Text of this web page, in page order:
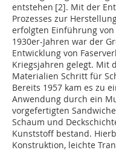
entstehen [2]. Mit der
Prozesses zur
erfolgten Einführung
1930er-Jahren war der
Entwicklung von
Kriegsjahren gelegt. Mit
Materialien Schritt für
Bereits 1957 kam es zu
Anwendung durch ein
vorgefertigten
Schaum und
Kunststoff bestand.
Konstruktion, leichte